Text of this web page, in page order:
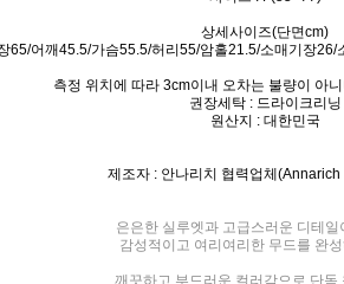
상세사이즈(단면cm)
65/어깨45.5/가슴55.5/허리55/암홀21.5/소매기장
측정 위치에 따라 3cm이내 오차는 불량이 아
권장세탁 : 드라이크리닝
원산지 : 대한민국
제조자 : 안나리치 협력업체
은은한 실루엣과 고급스러운 디테일
감성적이고 여리여리한 무드를 완
깨끗하고 부드러운 컬러감으로 단독